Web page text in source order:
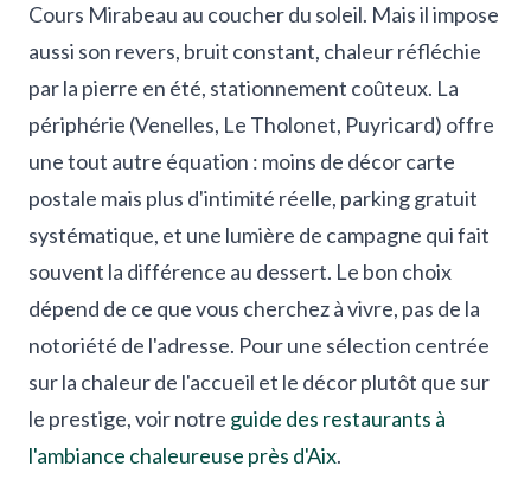
Cours Mirabeau au coucher du soleil. Mais il impose
aussi son revers, bruit constant, chaleur réfléchie
par la pierre en été, stationnement coûteux. La
périphérie (Venelles, Le Tholonet, Puyricard) offre
une tout autre équation : moins de décor carte
postale mais plus d'intimité réelle, parking gratuit
systématique, et une lumière de campagne qui fait
souvent la différence au dessert. Le bon choix
dépend de ce que vous cherchez à vivre, pas de la
notoriété de l'adresse. Pour une sélection centrée
sur la chaleur de l'accueil et le décor plutôt que sur
le prestige, voir notre guide des restaurants à
l'ambiance chaleureuse près d'Aix.